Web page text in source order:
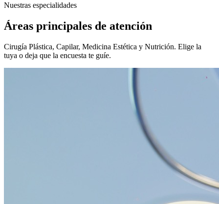
Nuestras especialidades
Áreas principales de atención
Cirugía Plástica, Capilar, Medicina Estética y Nutrición. Elige la
tuya o deja que la encuesta te guíe.